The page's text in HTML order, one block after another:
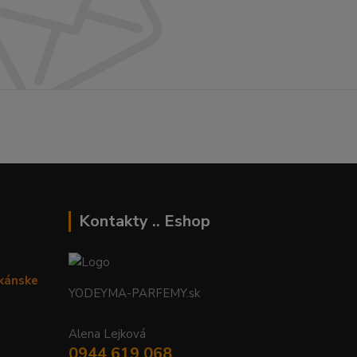
Kontakty .. Eshop
YODEYMA-PARFEMY.sk
Alena Lejková